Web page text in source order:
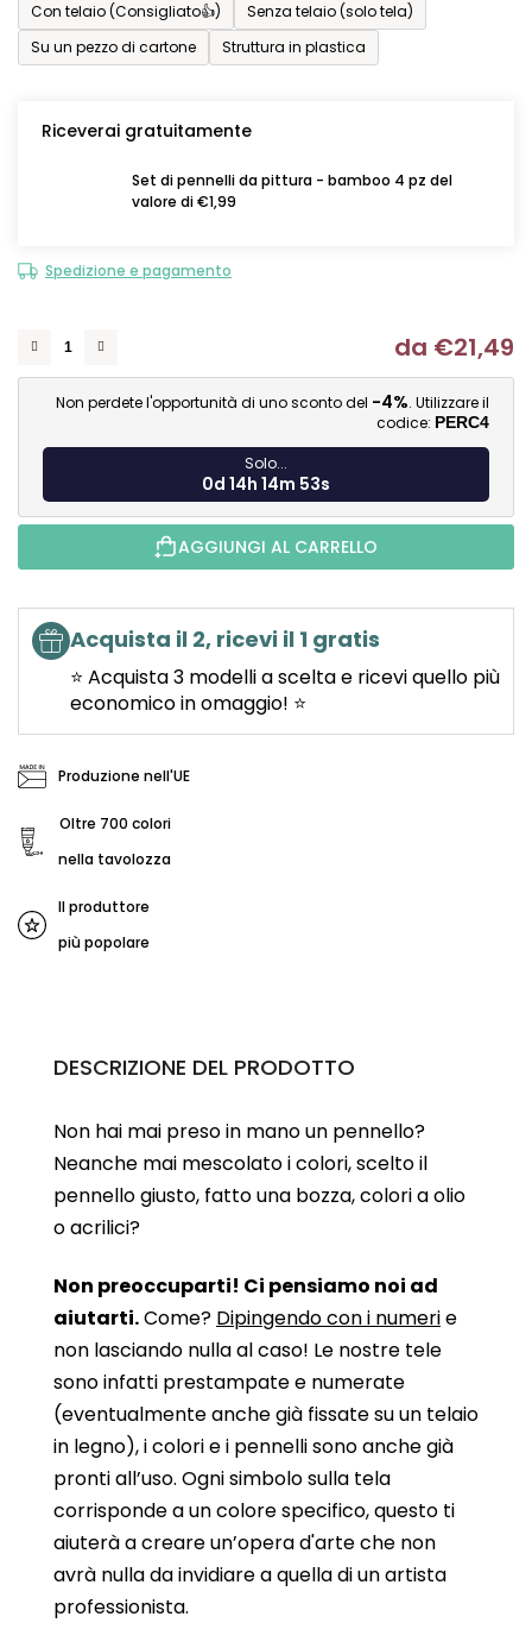
Con telaio (Consigliato👍)
Senza telaio (solo tela)
Su un pezzo di cartone
Struttura in plastica
Riceverai gratuitamente
Set di pennelli da pittura - bamboo 4 pz del
valore di €1,99
Spedizione e pagamento
da €21,49
Non perdete l'opportunità di uno sconto del -4%. Utilizzare il
codice: PERC4
Solo...
0d 14h 14m 52s
AGGIUNGI AL CARRELLO
Acquista il 2, ricevi il 1 gratis
⭐ Acquista 3 modelli a scelta e ricevi quello più
economico in omaggio! ⭐
Produzione nell'UE
Oltre 700 colori
nella tavolozza
Il produttore
più popolare
DESCRIZIONE DEL PRODOTTO
Non hai mai preso in mano un pennello?
Neanche mai mescolato i colori, scelto il
pennello giusto, fatto una bozza, colori a olio
o acrilici?
Non preoccuparti! Ci pensiamo noi ad
aiutarti.Come? Dipingendo con i numerie
non lasciando nulla al caso! Le nostre tele
sono infatti prestampate e numerate
(eventualmente anche già fissate su un telaio
in legno), i colori e i pennelli sono anche già
pronti all’uso. Ogni simbolo sulla tela
corrisponde a un colore specifico, questo ti
aiuterà a creare un’opera d'arte che non
avrà nulla da invidiare a quella di un artista
professionista.